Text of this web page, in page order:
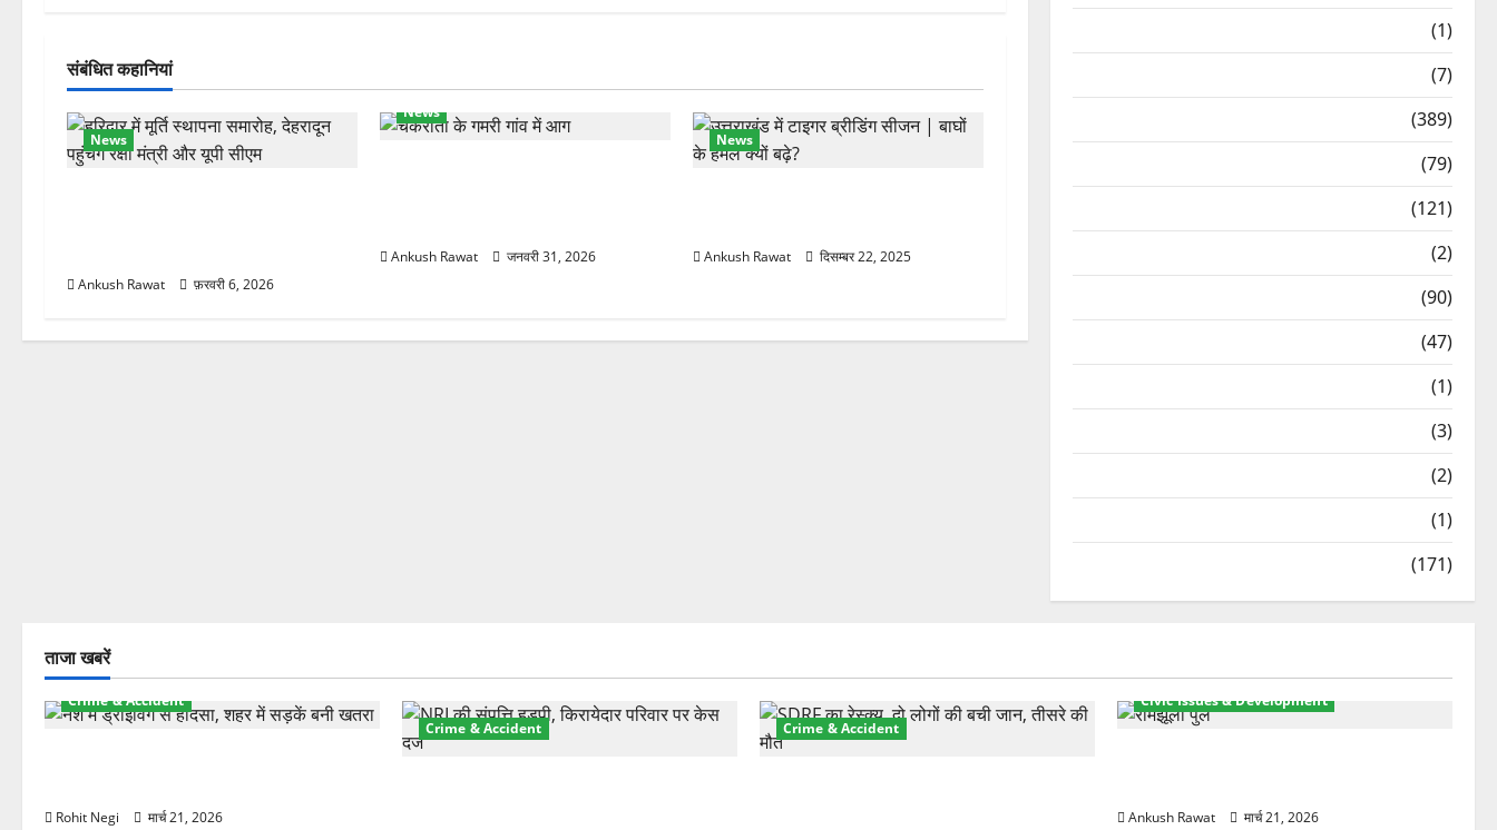
गे
श
न
संबंधित कहानियां
News
Ankush Rawat फ़रवरी 6, 2026
News
Ankush Rawat जनवरी 31, 2026
News
Ankush Rawat दिसम्बर 22, 2025
(1)
(7)
(389)
(79)
(121)
(2)
(90)
(47)
(1)
(3)
(2)
(1)
(171)
ताजा खबरें
Crime & Accident
Rohit Negi मार्च 21, 2026
Crime & Accident Crime & Accident
Civic Issues & Development
Ankush Rawat मार्च 21, 2026